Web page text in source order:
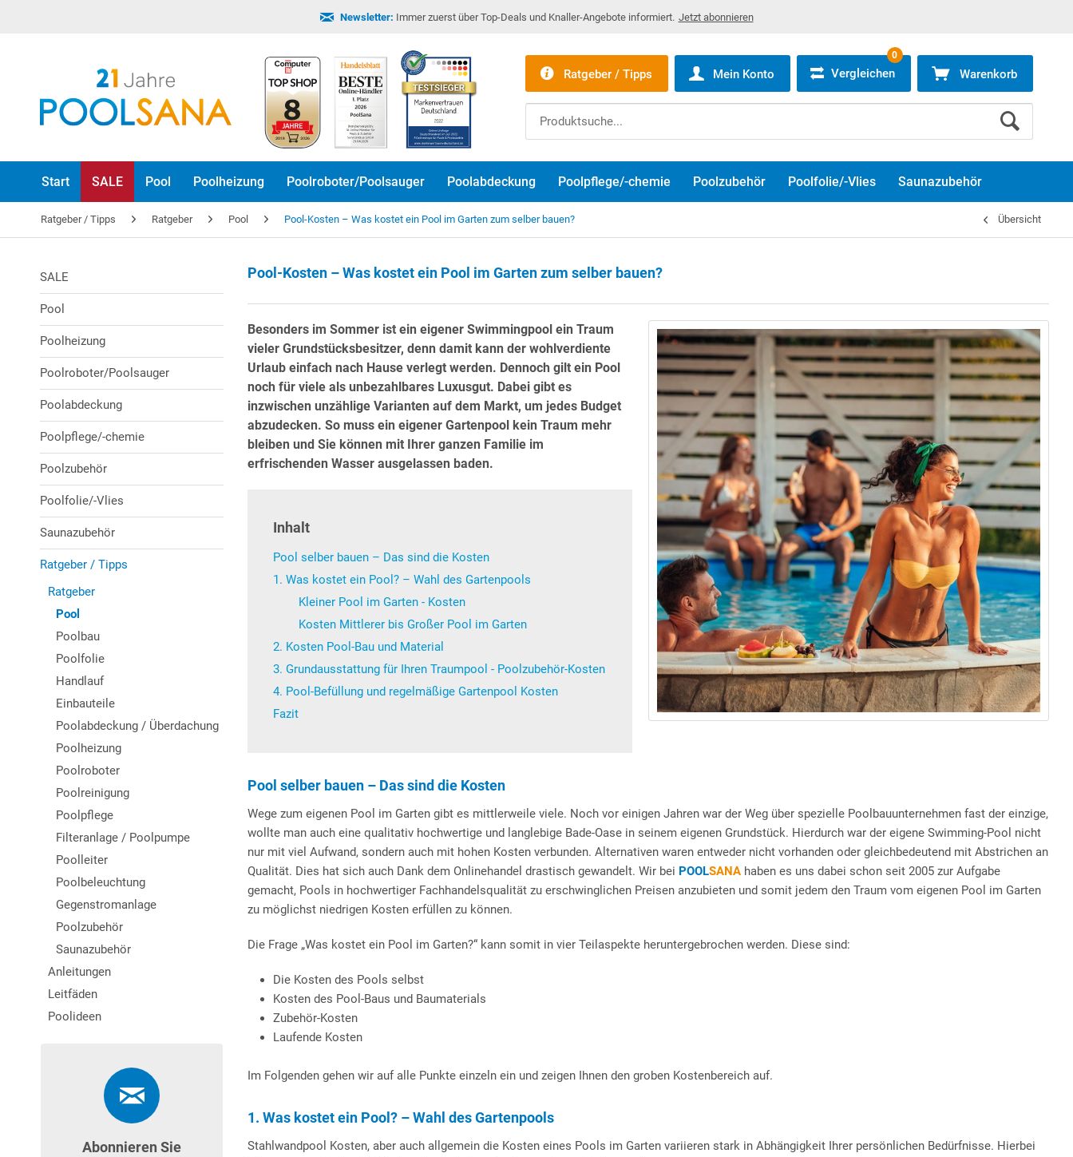
Newsletter: Immer zuerst über Top-Deals und Knaller-Angebote informiert. Jetzt abonnieren
Ratgeber / Tipps Mein Konto Vergleichen
0
Warenkorb
Start SALE Pool Poolheizung Poolroboter/Poolsauger Poolabdeckung Poolpflege/-chemie Poolzubehör Poolfolie/-Vlies Saunazubehör
Übersicht
Ratgeber / Tipps Ratgeber Pool Pool-Kosten – Was kostet ein Pool im Garten zum selber bauen?
SALE
Pool
Poolheizung
Poolroboter/Poolsauger
Poolabdeckung
Poolpflege/-chemie
Poolzubehör
Poolfolie/-Vlies
Saunazubehör
Ratgeber / Tipps
Ratgeber
Pool
Poolbau
Poolfolie
Handlauf
Einbauteile
Poolabdeckung / Überdachung
Poolheizung
Poolroboter
Poolreinigung
Poolpflege
Filteranlage / Poolpumpe
Poolleiter
Poolbeleuchtung
Gegenstromanlage
Poolzubehör
Saunazubehör
Anleitungen
Leitfäden
Poolideen
Abonnieren Sie
Pool-Kosten – Was kostet ein Pool im Garten zum selber bauen?
Besonders im Sommer ist ein eigener Swimmingpool ein Traum
vieler Grundstücksbesitzer, denn damit kann der wohlverdiente
Urlaub einfach nach Hause verlegt werden. Dennoch gilt ein Pool
noch für viele als unbezahlbares Luxusgut. Dabei gibt es
inzwischen unzählige Varianten auf dem Markt, um jedes Budget
abzudecken. So muss ein eigener Gartenpool kein Traum mehr
bleiben und Sie können mit Ihrer ganzen Familie im
erfrischenden Wasser ausgelassen baden.
Inhalt
Pool selber bauen – Das sind die Kosten
1. Was kostet ein Pool? – Wahl des Gartenpools
Kleiner Pool im Garten - Kosten
Kosten Mittlerer bis Großer Pool im Garten
2. Kosten Pool-Bau und Material
3. Grundausstattung für Ihren Traumpool - Poolzubehör-Kosten
4. Pool-Befüllung und regelmäßige Gartenpool Kosten
Fazit
Pool selber bauen – Das sind die Kosten
Wege zum eigenen Pool im Garten gibt es mittlerweile viele. Noch vor einigen Jahren war der Weg über spezielle Poolbauunternehmen fast der einzige,
wollte man auch eine qualitativ hochwertige und langlebige Bade-Oase in seinem eigenen Grundstück. Hierdurch war der eigene Swimming-Pool nicht
nur mit viel Aufwand, sondern auch mit hohen Kosten verbunden. Alternativen waren entweder nicht vorhanden oder gleichbedeutend mit Abstrichen an
Qualität. Dies hat sich auch Dank dem Onlinehandel drastisch gewandelt. Wir bei POOLSANA haben es uns dabei schon seit 2005 zur Aufgabe
gemacht, Pools in hochwertiger Fachhandelsqualität zu erschwinglichen Preisen anzubieten und somit jedem den Traum vom eigenen Pool im Garten
zu möglichst niedrigen Kosten erfüllen zu können.
Die Frage „Was kostet ein Pool im Garten?“ kann somit in vier Teilaspekte heruntergebrochen werden. Diese sind:
Die Kosten des Pools selbst
Kosten des Pool-Baus und Baumaterials
Zubehör-Kosten
Laufende Kosten
Im Folgenden gehen wir auf alle Punkte einzeln ein und zeigen Ihnen den groben Kostenbereich auf.
1. Was kostet ein Pool? – Wahl des Gartenpools
Stahlwandpool Kosten, aber auch allgemein die Kosten eines Pools im Garten variieren stark in Abhängigkeit Ihrer persönlichen Bedürfnisse. Hierbei